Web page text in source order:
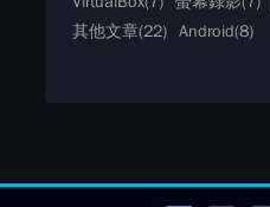
其他文章(22) Android(8)